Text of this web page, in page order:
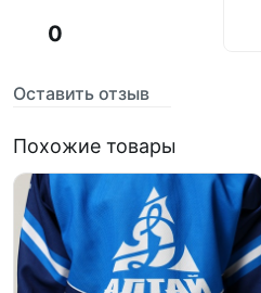
0
Оставить отзыв
Похожие товары